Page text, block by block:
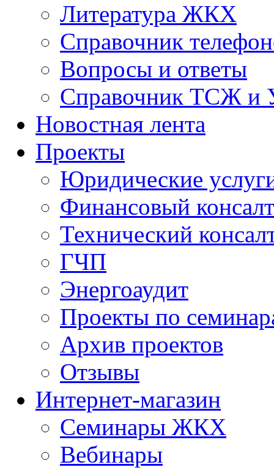
Литература ЖКХ
Справочник
Вопросы и ответы
Справочник ТСЖ и
Новостная лента
Проекты
Юридические
Финансовый
Технический
ГЧП
Энергоаудит
Проекты по
Архив проектов
Отзывы
Интернет-магазин
Семинары ЖКХ
Вебинары